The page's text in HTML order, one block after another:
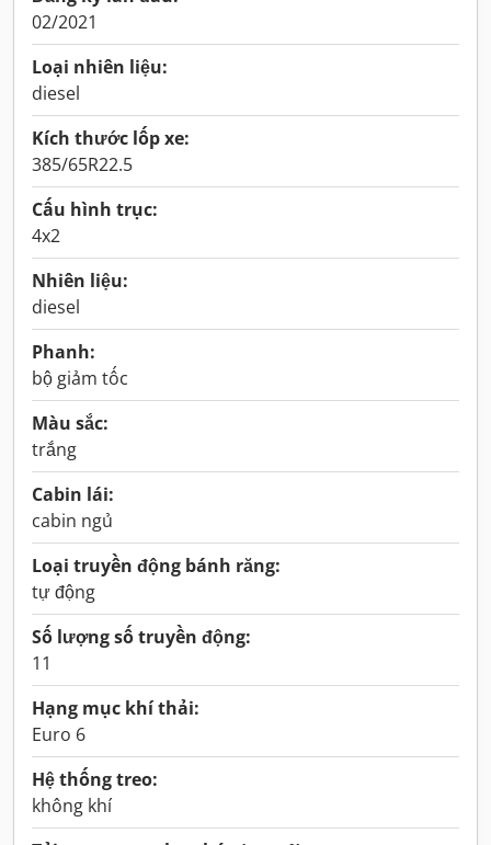
02/2021
Loại nhiên liệu:
diesel
Kích thước lốp xe:
385/65R22.5
Cấu hình trục:
4x2
Nhiên liệu:
diesel
Phanh:
bộ giảm tốc
Màu sắc:
trắng
Cabin lái:
cabin ngủ
Loại truyền động bánh răng:
tự động
Số lượng số truyền động:
11
Hạng mục khí thải:
Euro 6
Hệ thống treo:
không khí